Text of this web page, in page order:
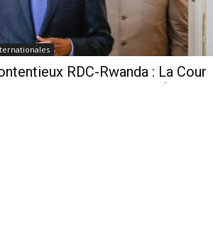
RDC-Rwanda : La Cour
de la Justice fixe le